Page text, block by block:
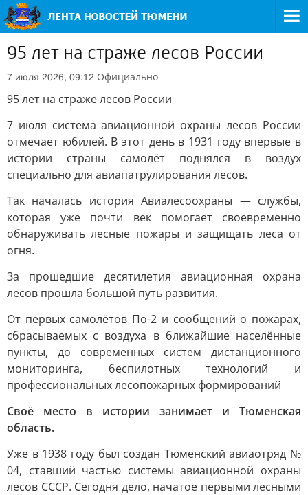
95 лет на страже лесов России
7 июля 2026, 09:12 Официально
95 лет на страже лесов России
7 июля система авиационной охраны лесов России
отмечает юбилей. В этот день в 1931 году впервые в
истории страны самолёт поднялся в воздух
специально для авиапатрулирования лесов.
Так началась история Авиалесоохраны — службы,
которая уже почти век помогает своевременно
обнаруживать лесные пожары и защищать леса от
огня.
За прошедшие десятилетия авиационная охрана
лесов прошла большой путь развития.
От первых самолётов По-2 и сообщений о пожарах,
сбрасываемых с воздуха в ближайшие населённые
пункты, до современных систем дистанционного
мониторинга, беспилотных технологий и
профессиональных лесопожарных формирований
Своё место в истории занимает и Тюменская
область.
Уже в 1938 году был создан Тюменский авиаотряд №
04, ставший частью системы авиационной охраны
лесов СССР. Сегодня дело, начатое первыми лесными